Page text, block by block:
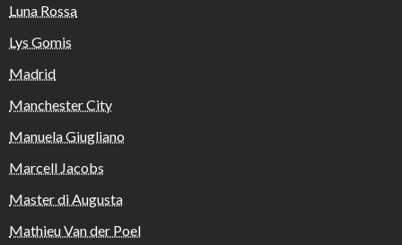
Luna Rossa
Lys Gomis
Madrid
Manchester City
Manuela Giugliano
Marcell Jacobs
Master di Augusta
Mathieu Van der Poel